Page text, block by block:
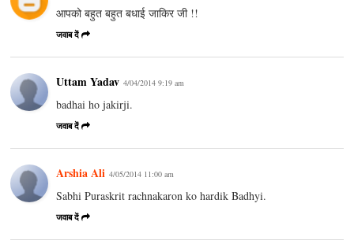
आपको बहुत बहुत बधाई जाकिर जी !!
जवाब दें
Uttam Yadav 4/04/2014 9:19 am
badhai ho jakirji.
जवाब दें
Arshia Ali 4/05/2014 11:00 am
Sabhi Puraskrit rachnakaron ko hardik Badhyi.
जवाब दें